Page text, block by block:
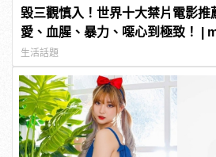
毀三觀慎入！世界十大禁片電影推
愛、血腥、暴力、噁心到極致！ |
男
生活話題